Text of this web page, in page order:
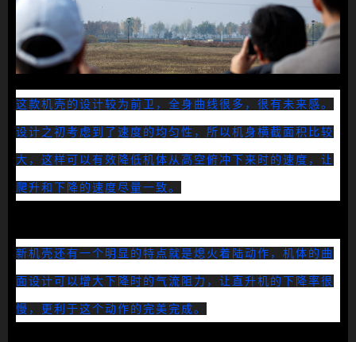
这款机壳的设计较为前卫，全身曲线很多，很有未来感。
设计之初考虑到了速度的均匀性，所以机身横截面积比较
大，这样可以有效降低机体从高空俯冲下来时的速度，让
爬升和下降的速度尽量一致。
新机壳还有一个明显的特点就是熄火着陆动作，机体的曲
面设计可以增大下降时的气流阻力，让直升机的下降率很
慢，更利于这个动作的完美完成。